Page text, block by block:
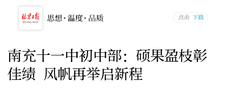
南充十一中初中部：硕果盈枝彰
佳绩 风帆再举启新程